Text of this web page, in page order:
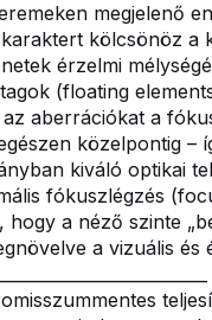
megjelenő
kölcsönöz a
érzelmi
(floating
az aberrációkat a
közelpontig –
kiváló optikai
fókuszlégzés
hogy a néző szinte
a vizuális és